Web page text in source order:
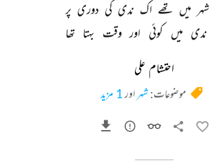
شہر میں تھے اک ندی کی دوری پر
ندی میں کوئی اور وقت بہتا تھا
احتشام علی
موضوعات:شہر اور1 مزید